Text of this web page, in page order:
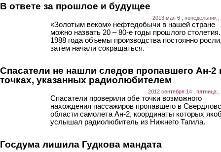
В ответе за прошлое и будущее
2013 мая 6 , понедельник ,
«Золотым веком» нефтедобычи в нашей стране
можно назвать 20 – 80-е годы прошлого
1988 года объемы производства постоянно
затем начали сокращаться.
Спасатели не нашли следов пропавшего Ан-2
точках, указанных радиолюбителем
2012 сентября 14 , пятница ,
Спасатели проверили обе точки возможного
нахождения пассажиров пропавшего в
области самолета Ан-2, координаты которых
услышал радиолюбитель из Нижнего Тагила.
Госдума лишила Гудкова мандата